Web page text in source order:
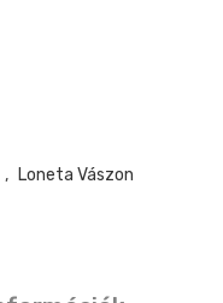
, Loneta Vászon